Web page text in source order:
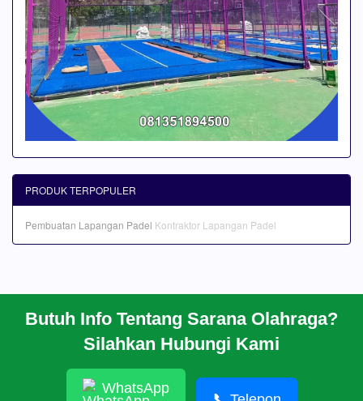
Butuh Info Tentang Sarana Olahraga?
Silahkan Hubungi Kami
WhatsApp
PRODUK TERPOPULER
Pembuatan Lapangan Padel Kontraktor Lapangan Padel
CARA PESAN
HUBUNGI KAMI